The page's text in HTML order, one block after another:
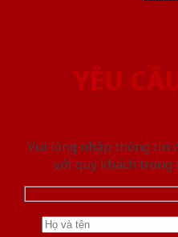
YÊU
Vui lòng nhập thông tin
với quý khách